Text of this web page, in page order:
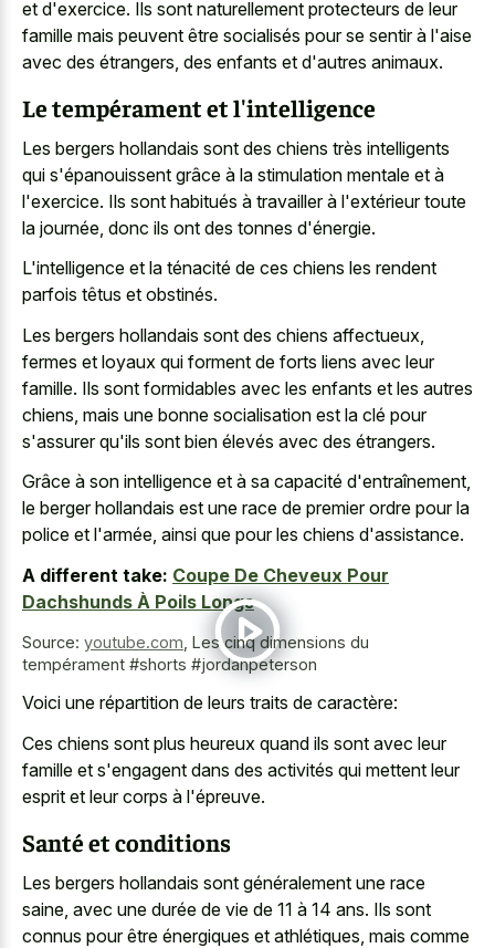
et d'exercice. Ils sont naturellement protecteurs de leur
famille mais peuvent être socialisés pour se sentir à l'aise
avec des étrangers, des enfants et d'autres animaux.
Le tempérament et l'intelligence
Les bergers hollandais sont des chiens très intelligents
qui s'épanouissent grâce à la stimulation mentale et à
l'exercice. Ils sont habitués à travailler à l'extérieur toute
la journée, donc ils ont des tonnes d'énergie.
L'intelligence et la ténacité de ces chiens les rendent
parfois têtus et obstinés.
Les bergers hollandais sont des chiens affectueux,
fermes et loyaux qui forment de forts liens avec leur
famille. Ils sont formidables avec les enfants et les autres
chiens, mais une bonne socialisation est la clé pour
s'assurer qu'ils sont bien élevés avec des étrangers.
Grâce à son intelligence et à sa capacité d'entraînement,
le berger hollandais est une race de premier ordre pour la
police et l'armée, ainsi que pour les chiens d'assistance.
A different take: Coupe De Cheveux Pour
Dachshunds À Poils Longs
Source: youtube.com Les cinq dimensions du
tempérament #shorts #jordanpeterson
Voici une répartition de leurs traits de caractère:
Ces chiens sont plus heureux quand ils sont avec leur
famille et s'engagent dans des activités qui mettent leur
esprit et leur corps à l'épreuve.
Santé et conditions
Les bergers hollandais sont généralement une race
saine, avec une durée de vie de 11 à 14 ans. Ils sont
connus pour être énergiques et athlétiques, mais comme